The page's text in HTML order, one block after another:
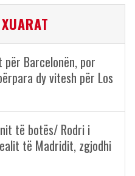
për Barcelonën, por
dy vitesh për Los
të botës/ Rodri i
të Madridit, zgjodhi